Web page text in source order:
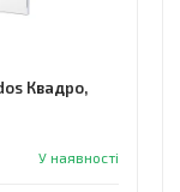
Квадро,
У наявності